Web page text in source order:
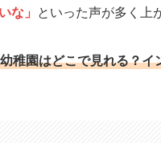
な」
といった声が多く上
稚園はどこで見れる？